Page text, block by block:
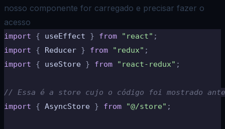
nosso componente for carregado e precisar fazer o
acesso
import { useEffect } from "react" ;
import { Reducer } from "redux" ;
import { useStore } from "react-redux" ;
// Essa é a store cujo o código foi mostrado
import { AsyncStore } from "@/store" ;